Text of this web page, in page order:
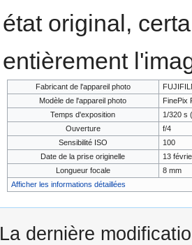
état original,
entièrement
Fabricant de l'appareil photo
Modèle de l'appareil photo
FinePix
Temps d'exposition
1/320 s
Ouverture
f/4
Sensibilité ISO
100
Date de la prise originelle
13
Longueur focale
8 mm
Afficher les informations détaillées
La dernière